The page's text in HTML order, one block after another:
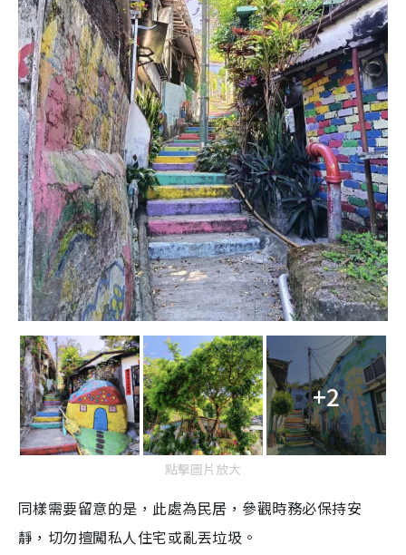
+2
點擊圖片放大
同樣需要留意的是，此處為民居，參觀時務必保持安
靜，切勿擅闖私人住宅或亂丟垃圾。